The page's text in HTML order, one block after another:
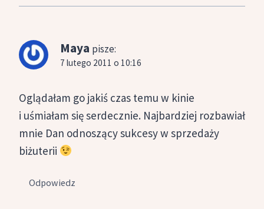
Maya pisze:
7 lutego 2011 o 10:16
Oglądałam go jakiś czas temu w kinie
i uśmiałam się serdecznie. Najbardziej rozbawiał
mnie Dan odnoszący sukcesy w sprzedaży
biżuterii
Odpowiedz